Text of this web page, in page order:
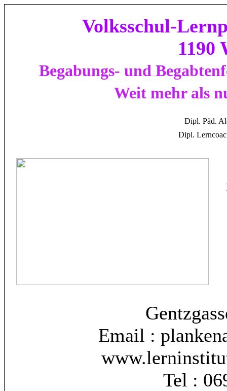
Volksschul-
1190
Begabungs- und
Weit mehr als
Dipl. Päd.
Dipl.
Email :
Tel :